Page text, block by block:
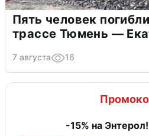
Пять человек
трассе Тюмень —
7 августа 16
-15% на Энтерол!